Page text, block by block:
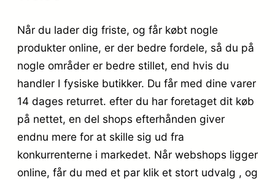
Når du lader dig friste, og får købt nogle
produkter online, er der bedre fordele, så du på
nogle områder er bedre stillet, end hvis du
handler I fysiske butikker. Du får med dine varer
14 dages returret. efter du har foretaget dit køb
på nettet, en del shops efterhånden giver
endnu mere for at skille sig ud fra
konkurrenterne i markedet. Når webshops ligger
online, får du med et par klik et stort udvalg , og